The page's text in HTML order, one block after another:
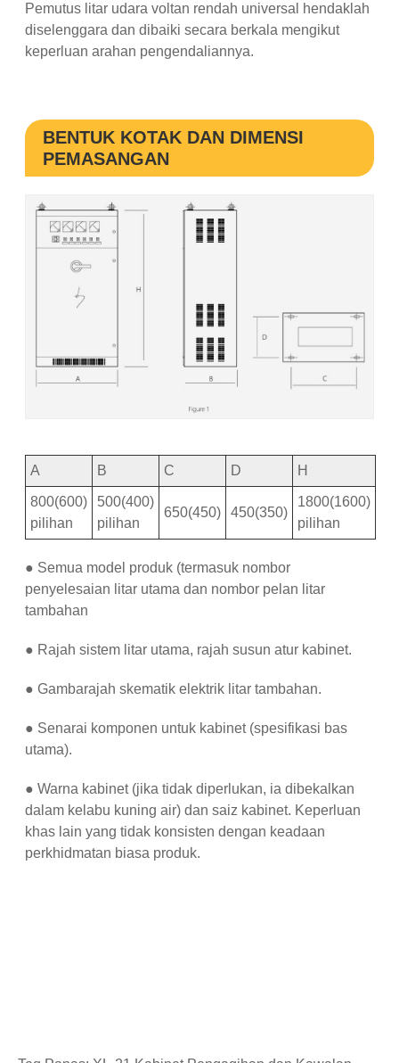
Pemutus litar udara voltan rendah universal hendaklah
diselenggara dan dibaiki secara berkala mengikut
keperluan arahan pengendaliannya.
BENTUK KOTAK DAN DIMENSI
PEMASANGAN
A B C D H
800(600)
pilihan
500(400)
pilihan
650(450) 450(350)
1800(1600)
pilihan
● Semua model produk (termasuk nombor
penyelesaian litar utama dan nombor pelan litar
tambahan
● Rajah sistem litar utama, rajah susun atur kabinet.
● Gambarajah skematik elektrik litar tambahan.
● Senarai komponen untuk kabinet (spesifikasi bas
utama).
● Warna kabinet (jika tidak diperlukan, ia dibekalkan
dalam kelabu kuning air) dan saiz kabinet. Keperluan
khas lain yang tidak konsisten dengan keadaan
perkhidmatan biasa produk.